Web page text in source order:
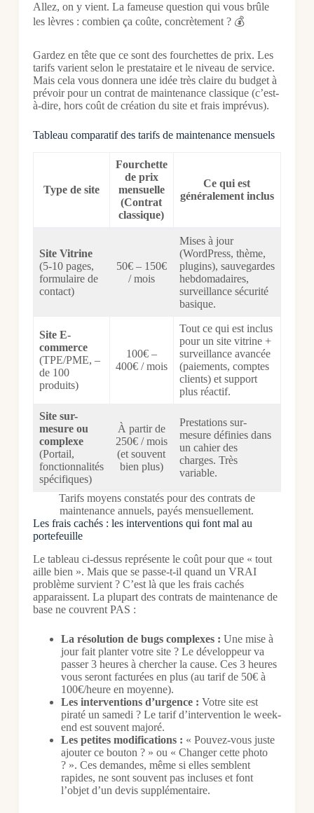
Allez, on y vient. La fameuse question qui vous brûle
les lèvres : combien ça coûte, concrètement ? 💰
Gardez en tête que ce sont des fourchettes de prix. Les
tarifs varient selon le prestataire et le niveau de service.
Mais cela vous donnera une idée très claire du budget à
prévoir pour un contrat de maintenance classique (c’est-
à-dire, hors coût de création du site et frais imprévus).
Tableau comparatif des tarifs de maintenance mensuels
Type de site
Fourchette
de prix
mensuelle
(Contrat
classique)
Ce qui est
généralement inclus
Site Vitrine
(5-10 pages,
formulaire de
contact)
50€ – 150€
/ mois
Mises à jour
(WordPress, thème,
plugins), sauvegardes
hebdomadaires,
surveillance sécurité
basique.
Site E-
commerce
(TPE/PME, –
de 100
produits)
100€ –
400€ / mois
Tout ce qui est inclus
pour un site vitrine +
surveillance avancée
(paiements, comptes
clients) et support
plus réactif.
Site sur-
mesure ou
complexe
(Portail,
fonctionnalités
spécifiques)
À partir de
250€ / mois
(et souvent
bien plus)
Prestations sur-
mesure définies dans
un cahier des
charges. Très
variable.
Tarifs moyens constatés pour des contrats de
maintenance annuels, payés mensuellement.
Les frais cachés : les interventions qui font mal au
portefeuille
Le tableau ci-dessus représente le coût pour que « tout
aille bien ». Mais que se passe-t-il quand un VRAI
problème survient ? C’est là que les frais cachés
apparaissent. La plupart des contrats de maintenance de
base ne couvrent PAS :
La résolution de bugs complexes : Une mise à
jour fait planter votre site ? Le développeur va
passer 3 heures à chercher la cause. Ces 3 heures
vous seront facturées en plus (au tarif de 50€ à
100€/heure en moyenne).
Les interventions d’urgence : Votre site est
piraté un samedi ? Le tarif d’intervention le week-
end est souvent majoré.
Les petites modifications : « Pouvez-vous juste
ajouter ce bouton ? » ou « Changer cette photo
? ». Ces demandes, même si elles semblent
rapides, ne sont souvent pas incluses et font
l’objet d’un devis supplémentaire.